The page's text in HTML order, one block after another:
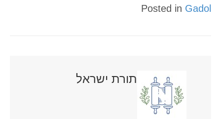
Posted in Gadol
תורת ישראל